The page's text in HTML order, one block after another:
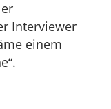
Interviewer
einem